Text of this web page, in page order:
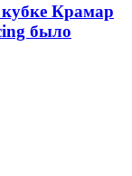
Крамар
было